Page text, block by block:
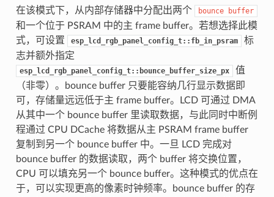
在该模式下，从内部存储器中分配出两个 bounce buffer
和一个位于 PSRAM 中的主 frame buffer。若想选择此模
式，可设置
esp_lcd_rgb_panel_config_t::fb_in_psram
标
志并额外指定
esp_lcd_rgb_panel_config_t::bounce_buffer_size_px
值
（非零）。bounce buffer 只要能容纳几行显示数据即
可，存储量远远低于主 frame buffer。LCD 可通过 DMA
从其中一个 bounce buffer 里读取数据，与此同时中断例
程通过 CPU DCache 将数据从主 PSRAM frame buffer
复制到另一个 bounce buffer 中。一旦 LCD 完成对
bounce buffer 的数据读取，两个 buffer 将交换位置，
CPU 可以填充另一个 bounce buffer。这种模式的优点在
于，可以实现更高的像素时钟频率。bounce buffer 的存